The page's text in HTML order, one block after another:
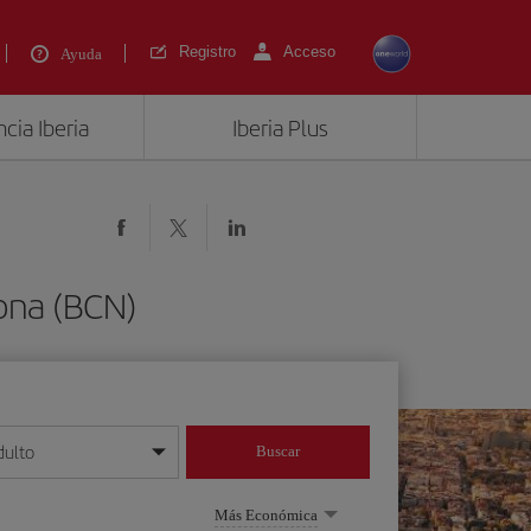
Ayuda Registro Acceso
Iberia Iberia Plus
(BCN)
mes/año
Buscar
Más Económica